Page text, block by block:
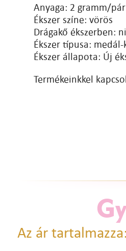
Anyaga: 2 gramm/
Ékszer színe: vörös
Drágakő ékszerben:
Ékszer típusa:
Ékszer állapota: Új
Termékeinkkel
Az ár tartalmazza: